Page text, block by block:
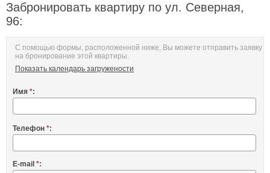
Забронировать квартиру по ул. Северная,
96:
С помощью формы, расположенной ниже, Вы можете отправить заявку
на бронирование этой квартиры.
Показать календарь загружености
Имя *:
Телефон *:
E-mail *: